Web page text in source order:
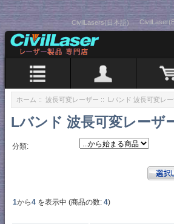
CivilLasers(日本語)
ホーム :: 波長可変レーザー :: Lバンド 波長可変レ
Lバンド 波長可変レーザ
分類:
1から4 を表示中 (商品の数: 4)